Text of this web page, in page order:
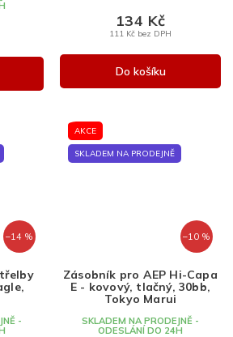
111 Kč bez DPH
134 Kč
Do košíku
–14 %
-
AKCE
SKLADEM NA PRODEJNĚ
–10 %
Zásobník pro AEP Hi-Capa
E - kovový, tlačný, 30bb,
Tokyo Marui
SKLADEM NA PRODEJNĚ -
ODESLÁNÍ DO 24H